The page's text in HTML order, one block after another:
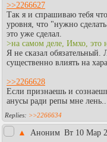
>>2266627
Так я и спрашиваю тебя
уровня, что "нужно
это уже сделал.
>на самом деле, Имхо, это
Я не сказал
существенно влиять на
>>2266628
Если признаешь и
анусы ради репы мне лень..
>>2266634
▲ Аноним Вт 10 Мар